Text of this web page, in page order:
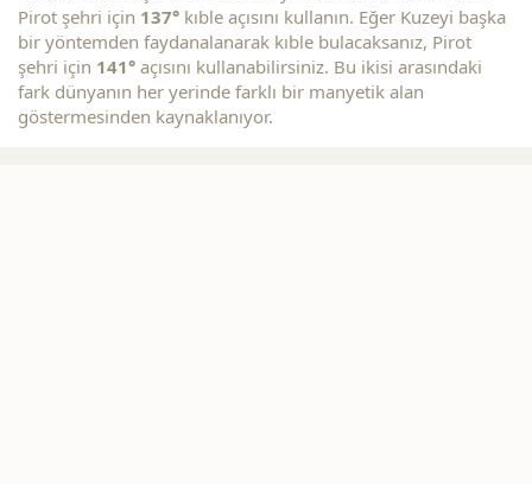
Pirot şehri için 137° kıble açısını kullanın. Eğer Kuzeyi başka
bir yöntemden faydanalanarak kıble bulacaksanız, Pirot
şehri için 141° açısını kullanabilirsiniz. Bu ikisi arasındaki
fark dünyanın her yerinde farklı bir manyetik alan
göstermesinden kaynaklanıyor.